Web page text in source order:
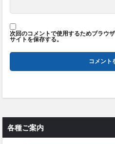
次回のコメントで使用するためブラウ
サイトを保存する。
各種ご案内